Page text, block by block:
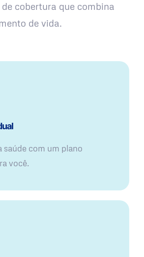
cobertura que combina
de vida.
saúde com um plano
você.